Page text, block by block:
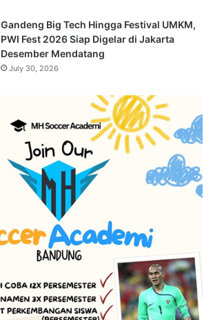
Gandeng Big Tech Hingga Festival UMKM,
PWI Fest 2026 Siap Digelar di Jakarta
Desember Mendatang
July 30, 2026